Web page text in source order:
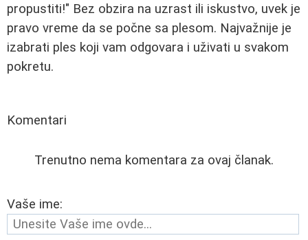
propustiti!" Bez obzira na uzrast ili iskustvo, uvek je
pravo vreme da se počne sa plesom. Najvažnije je
izabrati ples koji vam odgovara i uživati u svakom
pokretu.
Komentari
Trenutno nema komentara za ovaj članak.
Vaše ime: